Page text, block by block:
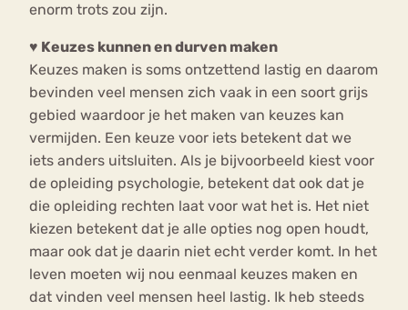
enorm trots zou zijn.
♥ Keuzes kunnen en durven maken
Keuzes maken is soms ontzettend lastig en daarom
bevinden veel mensen zich vaak in een soort grijs
gebied waardoor je het maken van keuzes kan
vermijden. Een keuze voor iets betekent dat we
iets anders uitsluiten. Als je bijvoorbeeld kiest voor
de opleiding psychologie, betekent dat ook dat je
die opleiding rechten laat voor wat het is. Het niet
kiezen betekent dat je alle opties nog open houdt,
maar ook dat je daarin niet echt verder komt. In het
leven moeten wij nou eenmaal keuzes maken en
dat vinden veel mensen heel lastig. Ik heb steeds